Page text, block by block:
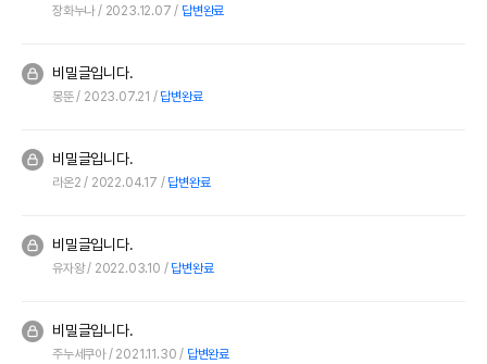
장화누나 2023.12.07 답변완료
비밀글입니다.
몽뚠 2023.07.21 답변완료
비밀글입니다.
라온2 2022.04.17 답변완료
비밀글입니다.
유자왕 2022.03.10 답변완료
비밀글입니다.
주누세쿠아 2021.11.30 답변완료